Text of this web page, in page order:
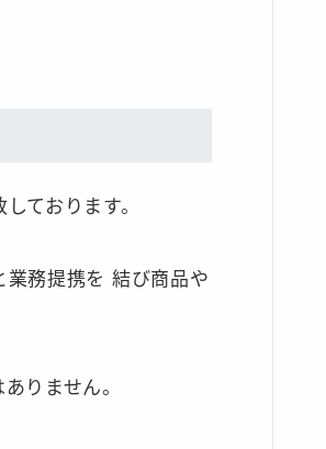
ております。
業務提携を 結び商品や
りません。